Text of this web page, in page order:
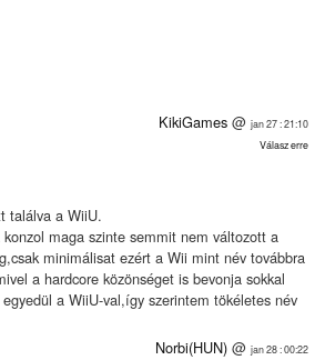
KikiGames @ jan 27 : 21:10
Válasz erre
találva a WiiU.
maga szinte semmit nem változott a
minimálisat ezért a Wii mint név továbbra
a hardcore közönséget is bevonja sokkal
a WiiU-val,így szerintem tökéletes név
Norbi(HUN) @ jan 28 : 00:22